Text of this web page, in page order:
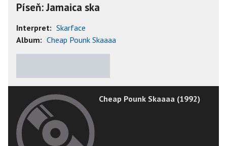
Píseň: Jamaica ska
Interpret: Skarface
Album: Cheap Pounk Skaaaa
Cheap Pounk Skaaaa (1992)